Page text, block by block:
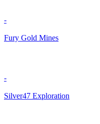
-
Fury Gold Mines
-
Silver47 Exploration